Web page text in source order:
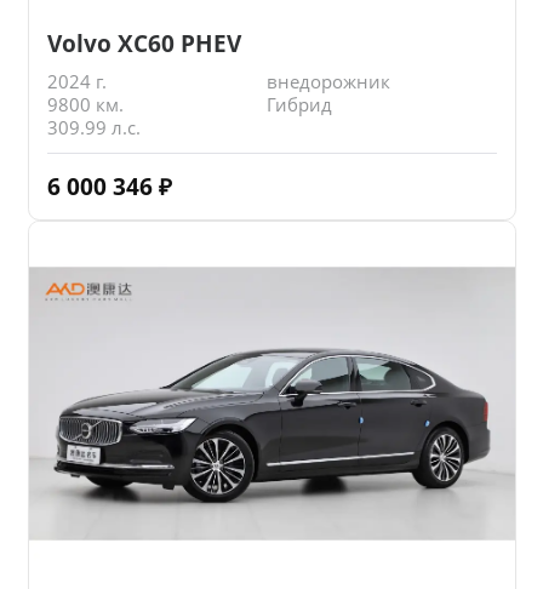
Volvo XC60 PHEV
2024 г.
внедорожник
9800 км.
Гибрид
309.99 л.с.
6 000 346 ₽